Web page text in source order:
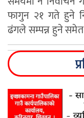
फागुन २१ गते हुने
ढंगले सम्पन्न हुने समेत